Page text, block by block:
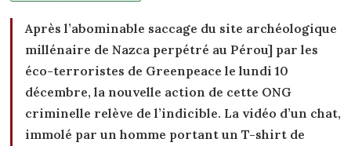
Après l’abominable saccage du site archéologique
millénaire de Nazca perpétré au Pérou] par les
éco-terroristes de Greenpeace le lundi 10
décembre, la nouvelle action de cette ONG
criminelle relève de l’indicible. La vidéo d’un chat,
immolé par un homme portant un T-shirt de